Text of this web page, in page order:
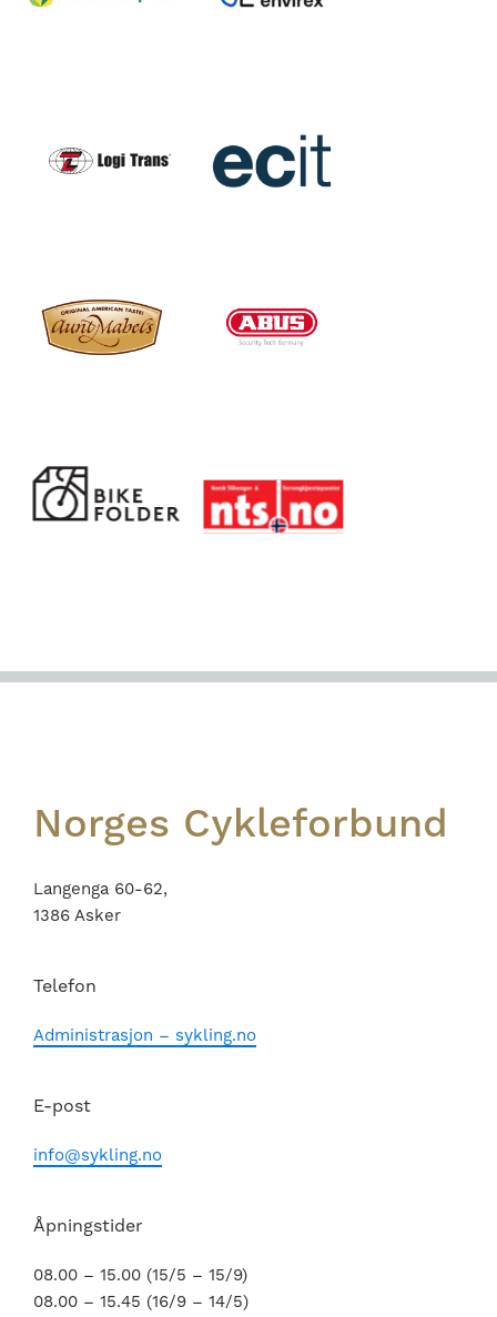
Footer
Norges Cykleforbund
Langenga 60-62,
1386 Asker
Telefon
Administrasjon – sykling.no
E-post
info@sykling.no
Åpningstider
08.00 – 15.00 (15/5 – 15/9)
08.00 – 15.45 (16/9 – 14/5)